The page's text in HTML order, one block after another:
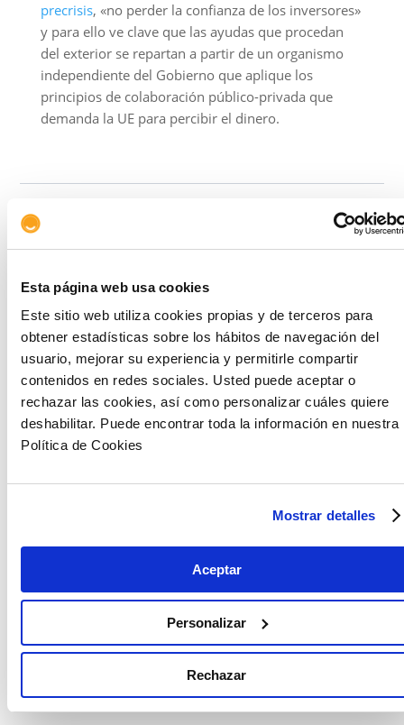
Esta página web usa cookies
Este sitio web utiliza cookies propias y de terceros para
obtener estadísticas sobre los hábitos de navegación del
usuario, mejorar su experiencia y permitirle compartir
contenidos en redes sociales. Usted puede aceptar o
rechazar las cookies, así como personalizar cuáles quiere
deshabilitar. Puede encontrar toda la información en nuestra
Política de Cookies
Mostrar detalles
Aceptar
Personalizar
Rechazar
precrisis, «no perder la confianza de los inversores»
y para ello ve clave que las ayudas que procedan
del exterior se repartan a partir de un organismo
independiente del Gobierno que aplique los
principios de colaboración público-privada que
demanda la UE para percibir el dinero.
Artículos relacionados